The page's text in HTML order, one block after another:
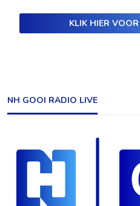
KLIK HIER
NH GOOI RADIO LIVE